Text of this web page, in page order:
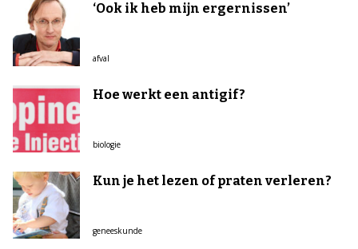
‘Ook ik heb mijn ergernissen’
afval
Hoe werkt een antigif?
biologie
Kun je het lezen of praten verleren?
geneeskunde